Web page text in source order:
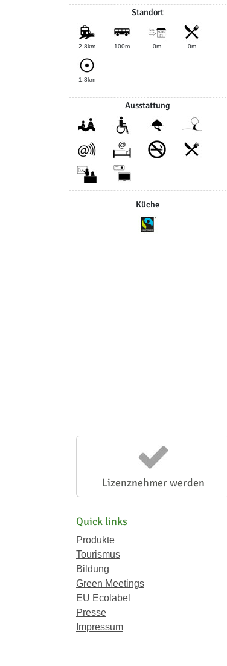
Standort
2.8km 100m 0m 0m
1.8km
Ausstattung
Küche
Lizenznehmer werden
Quick links
Produkte
Tourismus
Bildung
Green Meetings
EU Ecolabel
Presse
Impressum